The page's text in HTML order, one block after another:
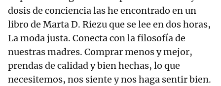
dosis de conciencia las he encontrado en un
libro de Marta D. Riezu que se lee en dos horas,
La moda justa. Conecta con la filosofía de
nuestras madres. Comprar menos y mejor,
prendas de calidad y bien hechas, lo que
necesitemos, nos siente y nos haga sentir bien.